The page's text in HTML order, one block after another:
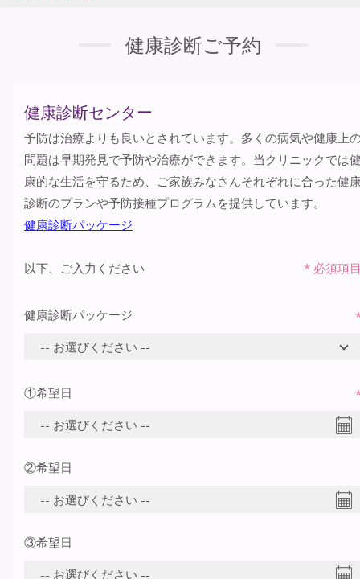
健康診断ご予約
健康診断センター
予防は治療よりも良いとされています。多くの病気や健康上
問題は早期発見で予防や治療ができます。当クリニックでは
康的な生活を守るため、ご家族みなさんそれぞれに合った健
診断のプランや予防接種プログラムを提供しています。
健康診断パッケージ
以下、ご入力ください * 必須項
健康診断パッケージ
①希望日
②希望日
③希望日